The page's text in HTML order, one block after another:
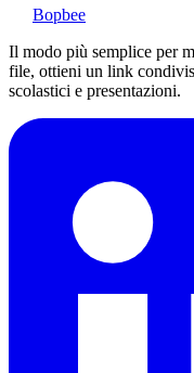
Bopbee
Il modo più semplice per
file, ottieni un link
scolastici e presentazioni.